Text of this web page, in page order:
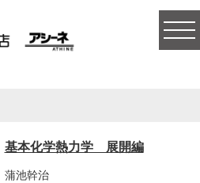
基本化学熱力学 展開編
蒲池幹治